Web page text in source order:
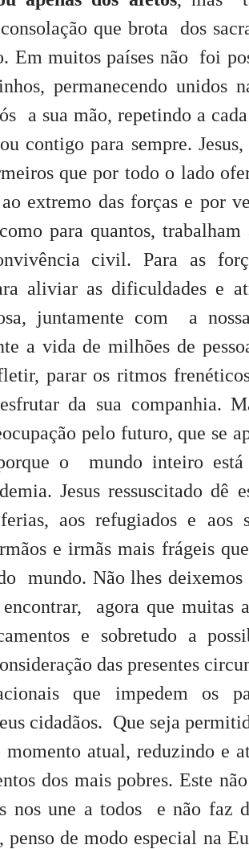
que brota dos
Em muitos países não foi
permanecendo unidos
a sua mão, repetindo a
contigo para sempre.
que por todo o lado
extremo das forças e por
para quantos,
civil. Para as
aliviar as dificuldades e
juntamente com a
a vida de milhões de
parar os ritmos
da sua companhia.
pelo futuro, que se
o mundo inteiro
Jesus ressuscitado dê
aos refugiados e aos
e irmãs mais frágeis
mundo. Não lhes
agora que muitas
e sobretudo a
das presentes
que impedem os
cidadãos. Que seja
momento atual, reduzindo e
dos mais pobres. Este
nos une a todos e não faz
penso de modo especial na